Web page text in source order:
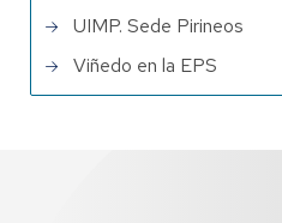
UIMP. Sede Pirineos
Viñedo en la EPS